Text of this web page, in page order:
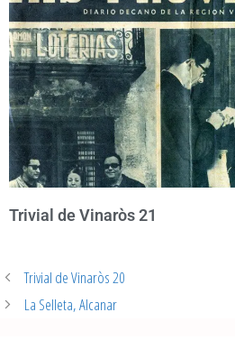
Trivial de Vinaròs 21
Trivial de Vinaròs 20
La Selleta, Alcanar